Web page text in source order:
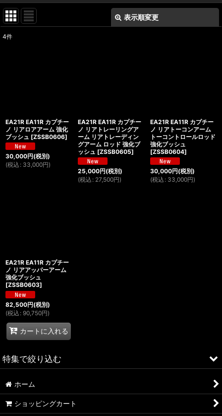
表示順変更
4件
EA21R EA11R カプチー
ノ リアロアアーム 強化
ブッシュ [ZSSB0606]
30,000円(税別)
(税込 : 33,000円)
EA21R EA11R カプチー
ノ リアトレーリングア
ーム リアトレーディン
グアーム ロッド 強化ブ
ッシュ [ZSSB0605]
25,000円(税別)
(税込 : 27,500円)
EA21R EA11R カプチー
ノ リアトーコンアーム
トーコントロールロッド
強化ブッシュ
[ZSSB0604]
30,000円(税別)
(税込 : 33,000円)
EA21R EA11R カプチー
ノ リアアッパーアーム
強化ブッシュ
[ZSSB0603]
82,500円(税別)
(税込 : 90,750円)
カートに入れる
特集で絞り込む
ALFA ROMEO > 156
ALFA ROMEO > 147
ホーム
ショッピングカート